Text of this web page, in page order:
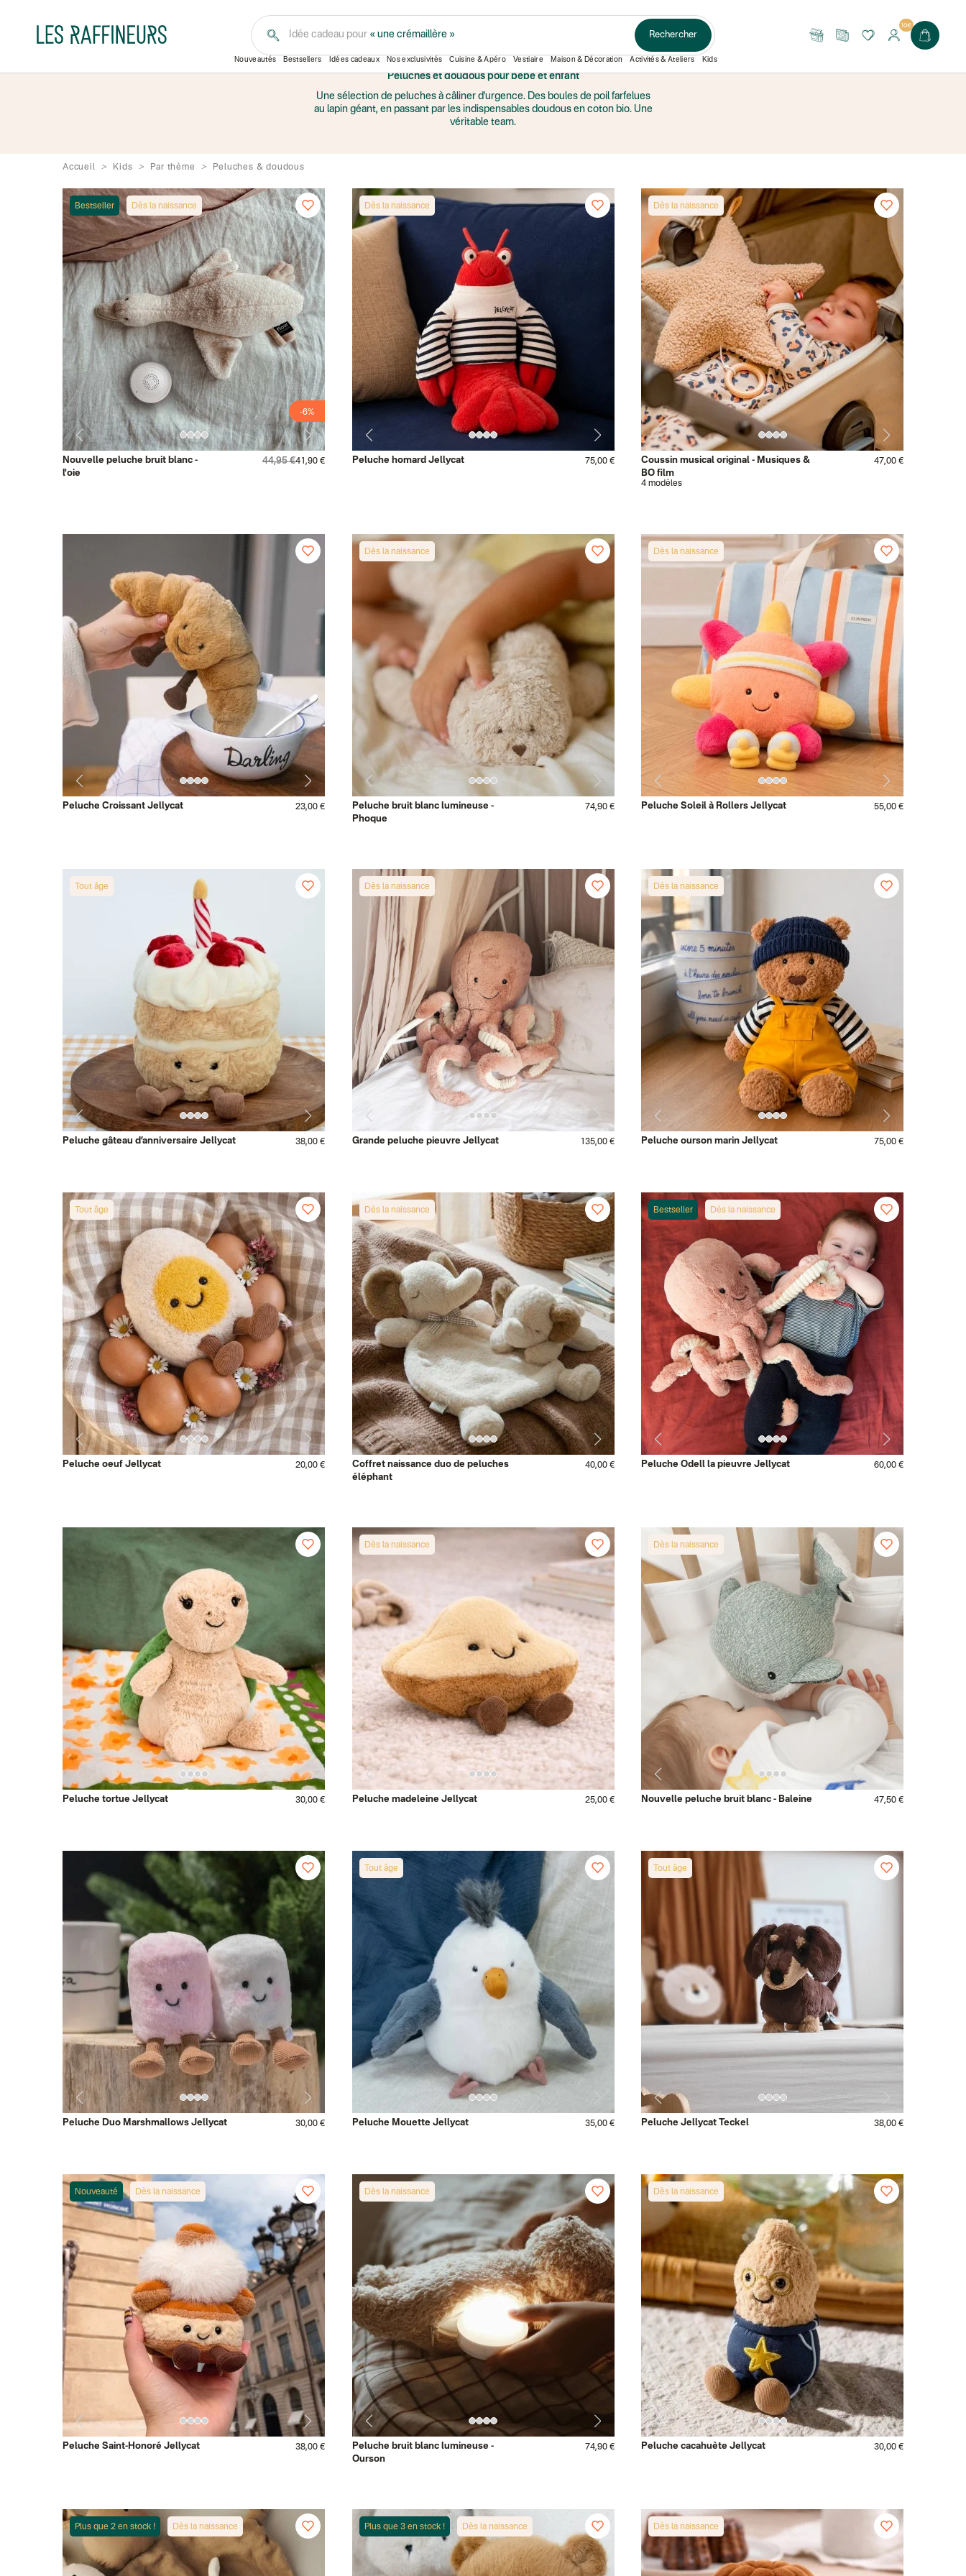
Idée cadeau pour « une crémaillère » Rechercher
Nos
Le
10€
Nouveautés Bestsellers Idées cadeaux Nos exclusivités Cuisine & Apéro Vestiaire Maison & Décoration Activités & Ateliers Kids
PELUCHES & DOUDOUS
Peluches et doudous pour bébé et enfant
Une sélection de peluches à câliner d'urgence. Des boules de poil farfelues
au lapin géant, en passant par les indispensables doudous en coton bio. Une
véritable team.
Accueil Kids Par thème Peluches & doudous
Dès la naissance
Bestseller
-6%
Nouvelle peluche bruit blanc -
l'oie
44,95 €41,90 €
Dès la naissance
Peluche homard Jellycat 75,00 €
Dès la naissance
Coussin musical original - Musiques &
BO film
47,00 €
4 modèles
Peluche Croissant Jellycat 23,00 €
Dès la naissance
Peluche bruit blanc lumineuse -
Phoque
74,90 €
Dès la naissance
Peluche Soleil à Rollers Jellycat 55,00 €
Tout âge
Peluche gâteau d’anniversaire Jellycat 38,00 €
Dès la naissance
Grande peluche pieuvre Jellycat 135,00 €
Dès la naissance
Peluche ourson marin Jellycat 75,00 €
Tout âge
Peluche oeuf Jellycat 20,00 €
Dès la naissance
Coffret naissance duo de peluches
éléphant
40,00 €
Dès la naissance
Bestseller
Peluche Odell la pieuvre Jellycat 60,00 €
Peluche tortue Jellycat 30,00 €
Dès la naissance
Peluche madeleine Jellycat 25,00 €
Dès la naissance
Nouvelle peluche bruit blanc - Baleine 47,50 €
Peluche Duo Marshmallows Jellycat 30,00 €
Tout âge
Peluche Mouette Jellycat 35,00 €
Tout âge
Peluche Jellycat Teckel 38,00 €
Dès la naissance
Nouveauté
Peluche Saint-Honoré Jellycat 38,00 €
Dès la naissance
Peluche bruit blanc lumineuse -
Ourson
74,90 €
Dès la naissance
Peluche cacahuète Jellycat 30,00 €
Plus que 2 en stock ! Dès la naissance Plus que 3 en stock ! Dès la naissance Dès la naissance